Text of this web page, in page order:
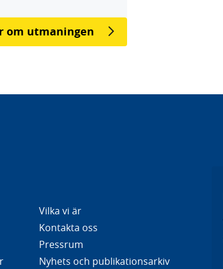
om utmaningen
Vilka vi är
Kontakta oss
Pressrum
Nyhets och publikationsarkiv